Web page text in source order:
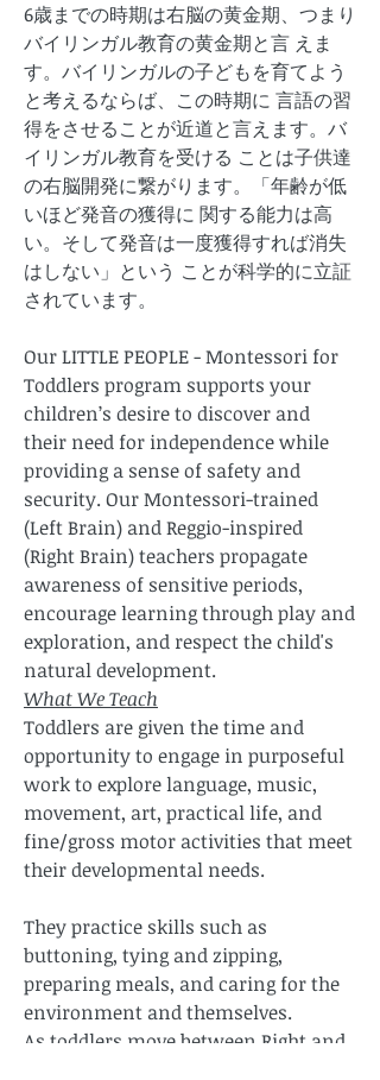
6歳までの時期は右脳の黄金期、つまり
バイリンガル教育の黄金期と言 えま
す。バイリンガルの子どもを育てよう
と考えるならば、この時期に 言語の習
得をさせることが近道と言えます。バ
イリンガル教育を受ける ことは子供達
の右脳開発に繋がります。「年齢が低
いほど発音の獲得に 関する能力は高
い。そして発音は一度獲得すれば消失
はしない」という ことが科学的に立証
されています。
Our LITTLE PEOPLE - Montessori for
Toddlers program supports your
children’s desire to discover and
their need for independence while
providing a sense of safety and
security. Our Montessori-trained
(Left Brain) and Reggio-inspired
(Right Brain) teachers propagate
awareness of sensitive periods,
encourage learning through play and
exploration, and respect the child's
natural development.
What We Teach
Toddlers are given the time and
opportunity to engage in purposeful
work to explore language, music,
movement, art, practical life, and
fine/gross motor activities that meet
their developmental needs.
They practice skills such as
buttoning, tying and zipping,
preparing meals, and caring for the
environment and themselves.
As toddlers move between Right and